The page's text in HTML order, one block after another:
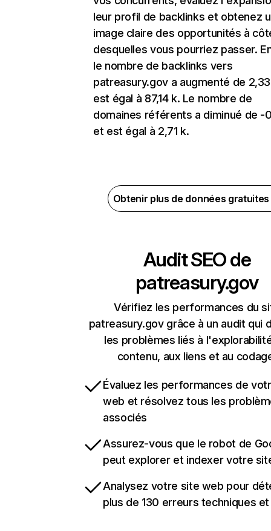
leur profil de backlinks et obtenez
image claire des opportunités à
desquelles vous pourriez passer.
le nombre de backlinks vers
patreasury.gov a augmenté de
est égal à 87,14 k. Le nombre de
domaines référents a diminué de -
et est égal à 2,71 k.
Obtenir plus de données
Audit SEO de
patreasury.gov
Vérifiez les performances du
patreasury.gov grâce à un audit qui
les problèmes liés à
contenu, aux liens et au
Évaluez les performances de
web et résolvez tous les
associés
Assurez-vous que le robot de
peut explorer et indexer votre
Analysez votre site web pour
plus de 130 erreurs techniques et